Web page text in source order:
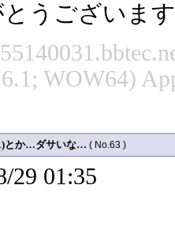
うございま
WOW64)
)とか…ダサいな… ( No.63 )
29 01:35